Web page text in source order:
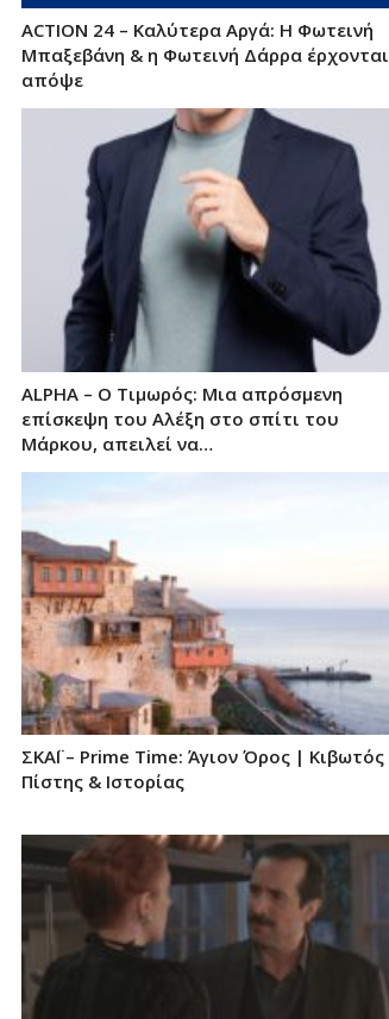
ACTION 24 – Καλύτερα Αργά: Η Φωτεινή
Μπαξεβάνη & η Φωτεινή Δάρρα έρχονται
απόψε
ALPHA – Ο Τιμωρός: Μια απρόσμενη
επίσκεψη του Αλέξη στο σπίτι του
Μάρκου, απειλεί να…
ΣΚΑΪ – Prime Time: Άγιον Όρος | Κιβωτός
Πίστης & Ιστορίας